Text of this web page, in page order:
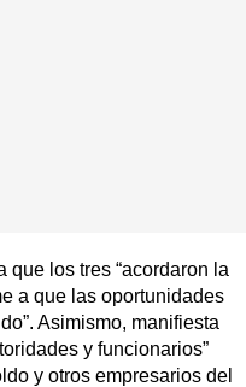
que los tres “acordaron la
a que las oportunidades
Asimismo, manifiesta
y funcionarios”
y otros empresarios del